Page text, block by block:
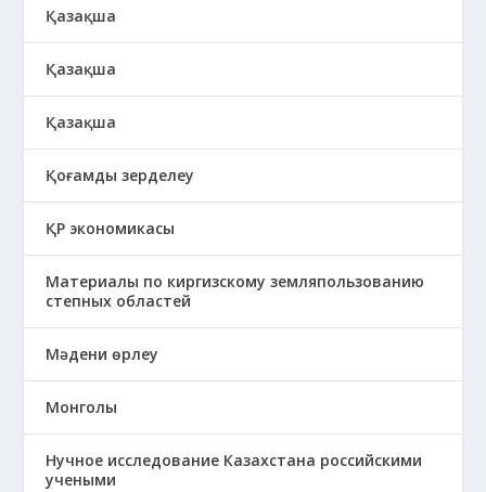
Қазақша
Қазақша
Қазақша
Қоғамды зерделеу
ҚР экономикасы
Материалы по киргизскому земляпользованию
степных областей
Мәдени өрлеу
Монголы
Нучное исследование Казахстана российскими
учеными